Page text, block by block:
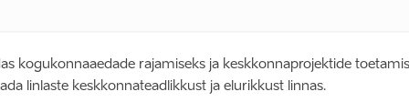
kogukonnaaedade rajamiseks ja keskkonnaprojektide
linlaste keskkonnateadlikkust ja elurikkust linnas.